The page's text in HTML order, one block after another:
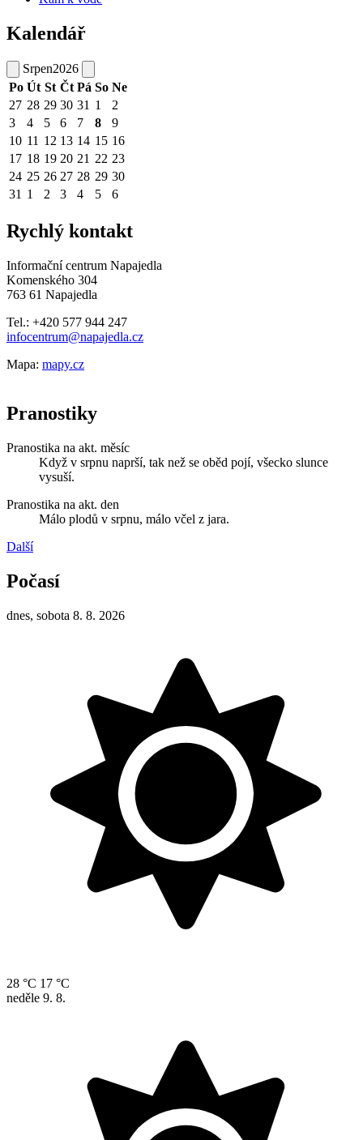
Kalendář
Srpen2026
Po Út St Čt Pá So Ne
27 28 29 30 31 1
2
3
4 5 6 7 8
9
10 11 12 13 14 15 16
17 18 19 20 21 22 23
24 25 26 27 28 29 30
31 1 2 3 4 5 6
Rychlý kontakt
Informační centrum Napajedla
Komenského 304
763 61 Napajedla
Tel.: +420 577 944 247
infocentrum@napajedla.cz
Mapa: mapy.cz
Pranostiky
Pranostika na akt. měsíc
Když v srpnu naprší, tak než se oběd pojí, všecko slunce
vysuší.
Pranostika na akt. den
Málo plodů v srpnu, málo včel z jara.
Další
Počasí
dnes, sobota 8. 8. 2026
28 °C 17 °C
neděle 9. 8.